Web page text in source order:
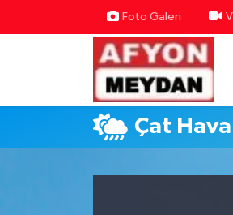
Foto Galeri
Çat
Nöbetçi Eczaneler
Hava Durumu
Trafik Durumu